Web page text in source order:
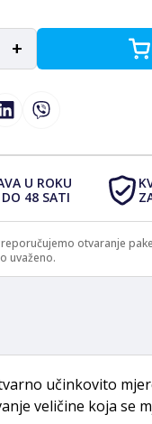
+
U ROKU
48 SATI
otvaranje
uvaženo.
učinkovito
veličine koja se